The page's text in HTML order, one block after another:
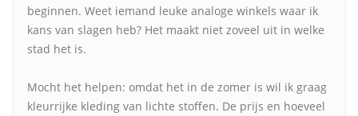
beginnen. Weet iemand leuke analoge winkels waar ik
kans van slagen heb? Het maakt niet zoveel uit in welke
stad het is.
Mocht het helpen: omdat het in de zomer is wil ik graag
kleurrijke kleding van lichte stoffen. De prijs en hoeveel